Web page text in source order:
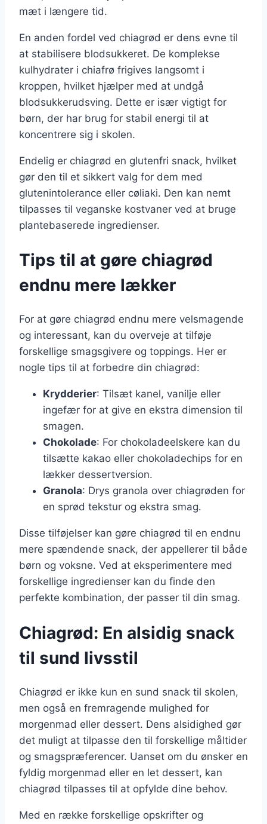
mæt i længere tid.
En anden fordel ved chiagrød er dens evne til
at stabilisere blodsukkeret. De komplekse
kulhydrater i chiafrø frigives langsomt i
kroppen, hvilket hjælper med at undgå
blodsukkerudsving. Dette er især vigtigt for
børn, der har brug for stabil energi til at
koncentrere sig i skolen.
Endelig er chiagrød en glutenfri snack, hvilket
gør den til et sikkert valg for dem med
glutenintolerance eller cøliaki. Den kan nemt
tilpasses til veganske kostvaner ved at bruge
plantebaserede ingredienser.
Tips til at gøre chiagrød
endnu mere lækker
For at gøre chiagrød endnu mere velsmagende
og interessant, kan du overveje at tilføje
forskellige smagsgivere og toppings. Her er
nogle tips til at forbedre din chiagrød:
Krydderier: Tilsæt kanel, vanilje eller
ingefær for at give en ekstra dimension til
smagen.
Chokolade: For chokoladeelskere kan du
tilsætte kakao eller chokoladechips for en
lækker dessertversion.
Granola: Drys granola over chiagrøden for
en sprød tekstur og ekstra smag.
Disse tilføjelser kan gøre chiagrød til en endnu
mere spændende snack, der appellerer til både
børn og voksne. Ved at eksperimentere med
forskellige ingredienser kan du finde den
perfekte kombination, der passer til din smag.
Chiagrød: En alsidig snack
til sund livsstil
Chiagrød er ikke kun en sund snack til skolen,
men også en fremragende mulighed for
morgenmad eller dessert. Dens alsidighed gør
det muligt at tilpasse den til forskellige måltider
og smagspræferencer. Uanset om du ønsker en
fyldig morgenmad eller en let dessert, kan
chiagrød tilpasses til at opfylde dine behov.
Med en række forskellige opskrifter og